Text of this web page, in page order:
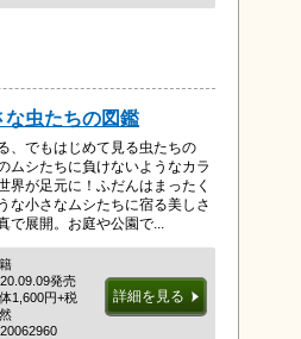
な虫たちの図鑑
、でもはじめて見る虫たちの
ムシたちに負けないようなカラ
界が足元に！ふだんはまったく
な小さなムシたちに宿る美しさ
で展開。お庭や公園で...
発売
1,600円+税
詳細を見る